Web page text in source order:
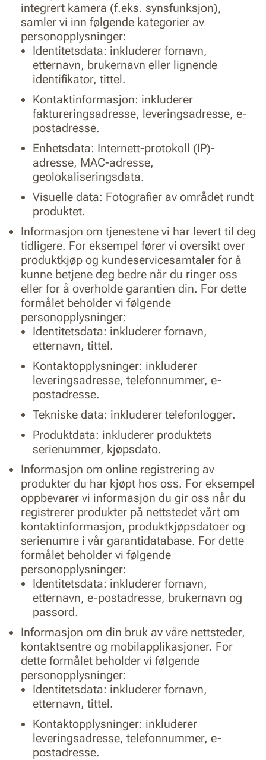
integrert kamera (f.eks. synsfunksjon),
samler vi inn følgende kategorier av
personopplysninger:
Identitetsdata: inkluderer fornavn,
etternavn, brukernavn eller lignende
identifikator, tittel.
Kontaktinformasjon: inkluderer
faktureringsadresse, leveringsadresse, e-
postadresse.
Enhetsdata: Internett-protokoll (IP)-
adresse, MAC-adresse,
geolokaliseringsdata.
Visuelle data: Fotografier av området rundt
produktet.
Informasjon om tjenestene vi har levert til deg
tidligere. For eksempel fører vi oversikt over
produktkjøp og kundeservicesamtaler for å
kunne betjene deg bedre når du ringer oss
eller for å overholde garantien din. For dette
formålet beholder vi følgende
personopplysninger:
Identitetsdata: inkluderer fornavn,
etternavn, tittel.
Kontaktopplysninger: inkluderer
leveringsadresse, telefonnummer, e-
postadresse.
Tekniske data: inkluderer telefonlogger.
Produktdata: inkluderer produktets
serienummer, kjøpsdato.
Informasjon om online registrering av
produkter du har kjøpt hos oss. For eksempel
oppbevarer vi informasjon du gir oss når du
registrerer produkter på nettstedet vårt om
kontaktinformasjon, produktkjøpsdatoer og
serienumre i vår garantidatabase. For dette
formålet beholder vi følgende
personopplysninger:
Identitetsdata: inkluderer fornavn,
etternavn, e-postadresse, brukernavn og
passord.
Informasjon om din bruk av våre nettsteder,
kontaktsentre og mobilapplikasjoner. For
dette formålet beholder vi følgende
personopplysninger:
Identitetsdata: inkluderer fornavn,
etternavn, tittel.
Kontaktopplysninger: inkluderer
leveringsadresse, telefonnummer, e-
postadresse.